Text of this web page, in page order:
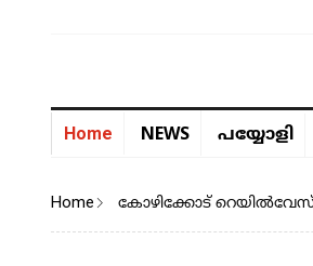
Home NEWS പയ്യോളി
Home കോഴിക്കോട്